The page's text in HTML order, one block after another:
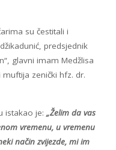
su čestitali i
predsjednik
glavni imam Medžlisa
muftija zenički hfz. dr.
istakao je: „Želim da vas
vremenu, u vremenu
način zvijezde, mi im